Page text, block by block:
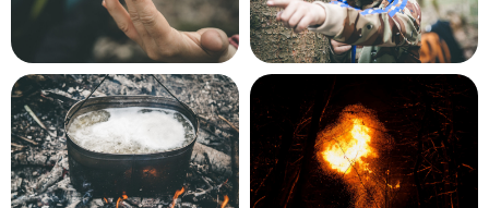
Наши походы подходят для любого
уровня.
Дополнительной подготовки не требуется.